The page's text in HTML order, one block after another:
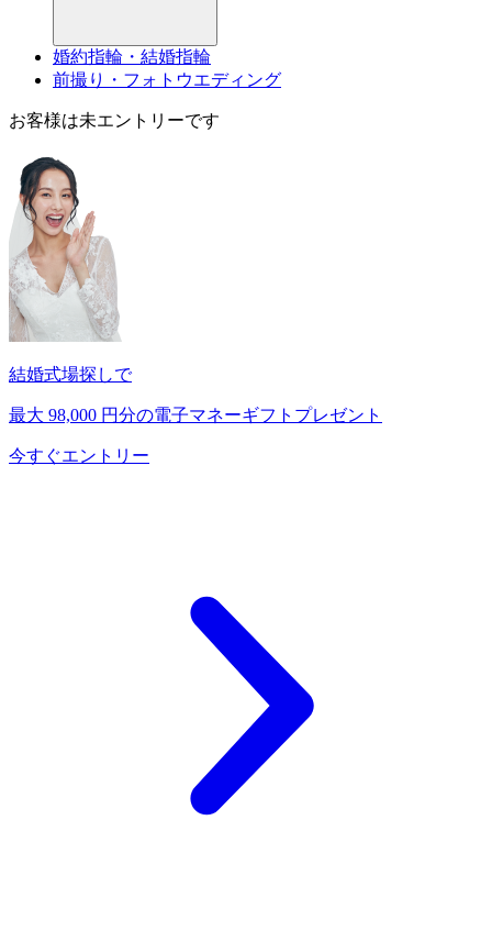
婚約指輪・結婚指輪
前撮り・フォトウエディング
お客様は未エントリーです
結婚式場探しで
最大 98,000 円分の電子マネーギフトプレゼント
今すぐエントリー